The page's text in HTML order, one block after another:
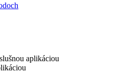
aplikáciou